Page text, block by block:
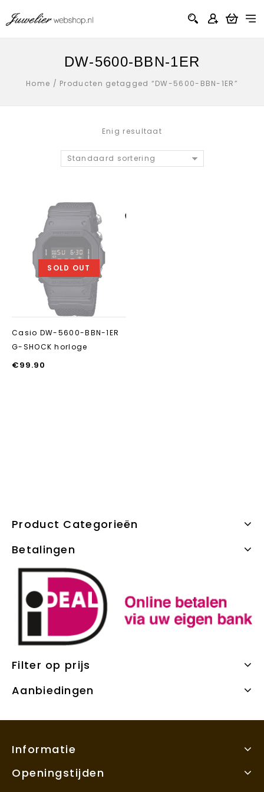
DW-5600-BBN-1ER
Home / Producten getagged “DW-5600-BBN-1ER”
Enig resultaat
Standaard sortering
SOLD OUT
Casio DW-5600-BBN-1ER
G-SHOCK horloge
€99.90
Product Categorieën
Betalingen
Filter op prijs
Aanbiedingen
Informatie
Openingstijden